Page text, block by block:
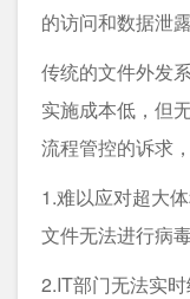
的访问和数据泄露
传统的文件外发
实施成本低，但
流程管控的诉求
1.难以应对超大
文件无法进行病
2.IT部门无法实